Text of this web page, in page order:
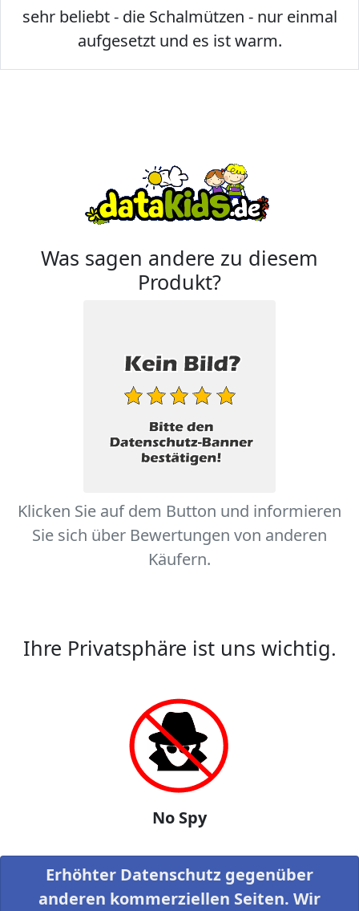
sehr beliebt - die Schalmützen - nur einmal
aufgesetzt und es ist warm.
Was sagen andere zu diesem
Produkt?
Klicken Sie auf dem Button und informieren
Sie sich über Bewertungen von anderen
Käufern.
Ihre Privatsphäre ist uns wichtig.
No Spy
Erhöhter Datenschutz gegenüber
anderen kommerziellen Seiten. Wir